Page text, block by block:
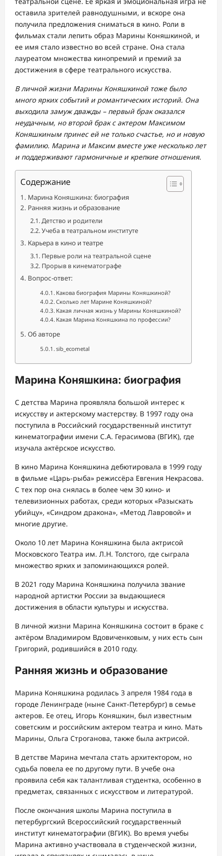
оставила зрителей равнодушными, и вскоре она
получила предложения сниматься в кино. Роли в
фильмах стали лепить образ Марины Коняшкиной, и
ее имя стало известно во всей стране. Она стала
лауреатом множества кинопремий и премий за
достижения в сфере театрального искусства.
В личной жизни Марины Коняшкиной тоже было
много ярких событий и романтических историй. Она
выходила замуж дважды – первый брак оказался
неудачным, но второй брак с актером Максимом
Коняшкиным принес ей не только счастье, но и новую
фамилию. Марина и Максим вместе уже несколько лет
и поддерживают гармоничные и крепкие отношения.
Содержание
Марина Коняшкина: биография
Ранняя жизнь и образование
Детство и родители
Учеба в театральном институте
Карьера в кино и театре
Первые роли на театральной сцене
Прорыв в кинематографе
Вопрос-ответ:
Какова биография Марины Коняшкиной?
Сколько лет Марине Коняшкиной?
Какая личная жизнь у Марины Коняшкиной?
Какая Марина Коняшкина по профессии?
Об авторе
sib_ecometal
Марина Коняшкина: биография
С детства Марина проявляла большой интерес к
искусству и актерскому мастерству. В 1997 году она
поступила в Российский государственный институт
кинематографии имени С.А. Герасимова (ВГИК), где
изучала актёрское искусство.
В кино Марина Коняшкина дебютировала в 1999 году
в фильме «Царь-рыба» режиссёра Евгения Некрасова.
С тех пор она снялась в более чем 30 кино- и
телевизионных работах, среди которых «Разыскать
убийцу», «Синдром дракона», «Метод Лавровой» и
многие другие.
Около 10 лет Марина Коняшкина была актрисой
Московского Театра им. Л.Н. Толстого, где сыграла
множество ярких и запоминающихся ролей.
В 2021 году Марина Коняшкина получила звание
народной артистки России за выдающиеся
достижения в области культуры и искусства.
В личной жизни Марина Коняшкина состоит в браке с
актёром Владимиром Вдовиченковым, у них есть сын
Григорий, родившийся в 2010 году.
Ранняя жизнь и образование
Марина Коняшкина родилась 3 апреля 1984 года в
городе Ленинграде (ныне Санкт-Петербург) в семье
актеров. Ее отец, Игорь Коняшкин, был известным
советским и российским актером театра и кино. Мать
Марины, Ольга Строганова, также была актрисой.
В детстве Марина мечтала стать архитектором, но
судьба повела ее по другому пути. В учебе она
проявила себя как талантливая студентка, особенно в
предметах, связанных с искусством и литературой.
После окончания школы Марина поступила в
петербургский Всероссийский государственный
институт кинематографии (ВГИК). Во время учебы
Марина активно участвовала в студенческой жизни,